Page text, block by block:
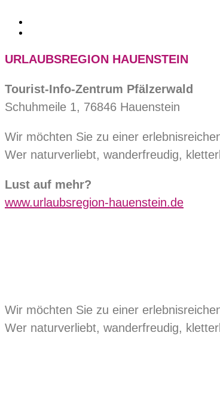
URLAUBSREGION HAUENSTEIN
Tourist-Info-Zentrum Pfälzerwald
Schuhmeile 1, 76846 Hauenstein
Wir möchten Sie zu einer
Wer naturverliebt, wanderfreudig,
Lust auf mehr?
www.urlaubsregion-hauenstein.de
Wir möchten Sie zu einer
Wer naturverliebt, wanderfreudig,